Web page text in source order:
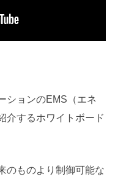
ションのEMS（エネ
介するホワイトボード
のものより制御可能な